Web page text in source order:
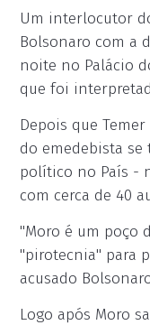
Um interlocutor
Bolsonaro com a
noite no Palácio
que foi
Depois que
do emedebista se
político no País -
com cerca de 40
"Moro é um poço
"pirotecnia" para
acusado
Logo após Moro